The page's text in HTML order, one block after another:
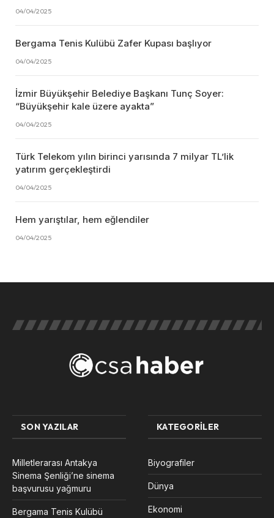
04/04/2025
Bergama Tenis Kulübü Zafer Kupası başlıyor
04/04/2025
İzmir Büyükşehir Belediye Başkanı Tunç Soyer:
“Büyükşehir kale üzere ayakta”
04/04/2025
Türk Telekom yılın birinci yarısında 7 milyar TL’lik
yatırım gerçekleştirdi
04/04/2025
Hem yarıştılar, hem eğlendiler
04/04/2025
SON YAZILAR
Milletlerarası Antakya
Sinema Şenliği’ne sinema
başvurusu yağmuru
Bergama Tenis Kulübü
KATEGORILER
Biyografiler
Dünya
Ekonomi